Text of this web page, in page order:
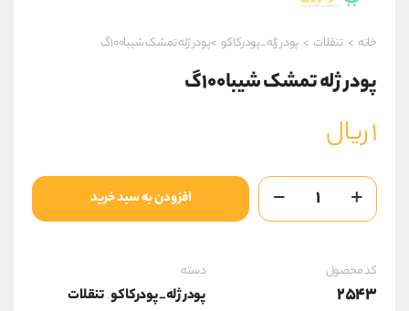
خانه > تنقلات > پودر ژله_پودرکاکو >پودر ژله تمشک شیبا۱۰۰گ
پودر ژله تمشک شیبا۱۰۰گ
۱ریال
پودر
تمشک
افزودن به سبد خرید
کد محصول
2543
دسته
پودر ژله_پودرکاکو,تنقلات